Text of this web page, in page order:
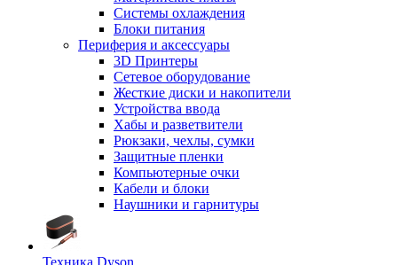
Системы охлаждения
Блоки питания
Периферия и аксессуары
3D Принтеры
Сетевое оборудование
Жесткие диски и накопители
Устройства ввода
Хабы и разветвители
Рюкзаки, чехлы, сумки
Защитные пленки
Компьютерные очки
Кабели и блоки
Наушники и гарнитуры
Техника Dyson